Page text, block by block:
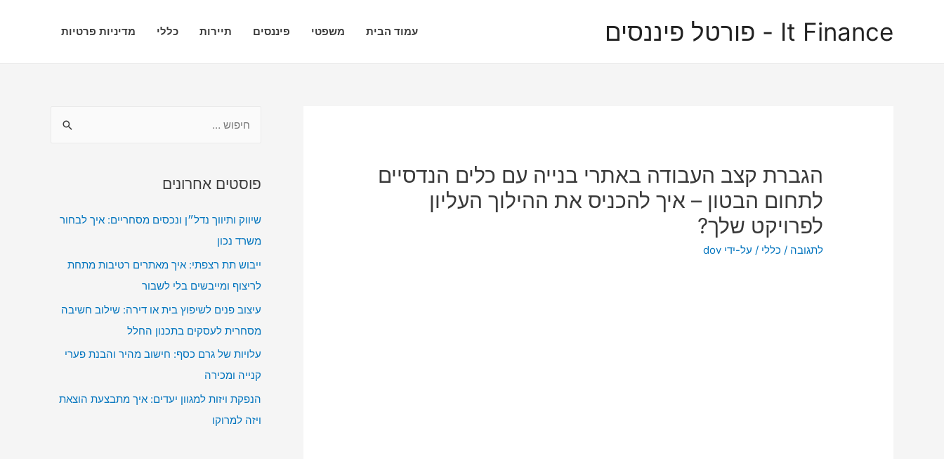
It Finance - פורטל פיננסים עמוד הבית משפטי פיננסים תיירות כללי מדיניות פרטיות
הגברת קצב העבודה באתרי בנייה עם כלים הנדסיים
לתחום הבטון – איך להכניס את ההילוך העליון
לפרויקט שלך?
לתגובה / כללי / על-ידי dov
ו
:
פוסטים אחרונים
שיווק ותיווך נדל״ן ונכסים מסחריים: איך לבחור
משרד נכון
ייבוש תת רצפתי: איך מאתרים רטיבות מתחת
לריצוף ומייבשים בלי לשבור
עיצוב פנים לשיפוץ בית או דירה: שילוב חשיבה
מסחרית לעסקים בתכנון החלל
עלויות של גרם כסף: חישוב מהיר והבנת פערי
קנייה ומכירה
הנפקת ויזות למגוון יעדים: איך מתבצעת הוצאת
ויזה למרוקו